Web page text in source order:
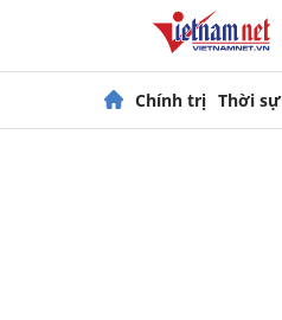
Chính trị Thời sự